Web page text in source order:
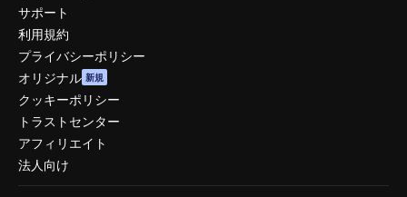
サポート
利用規約
プライバシーポリシー
オリジナル 新規
クッキーポリシー
トラストセンター
アフィリエイト
法人向け